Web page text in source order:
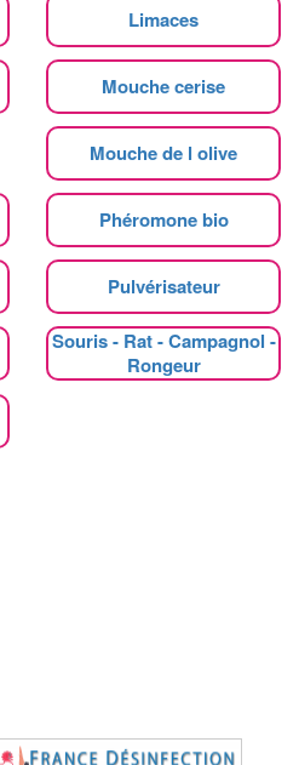
Limaces
Mouche cerise
Mouche de l olive
Phéromone bio
Pulvérisateur
Souris - Rat - Campagnol -
Rongeur